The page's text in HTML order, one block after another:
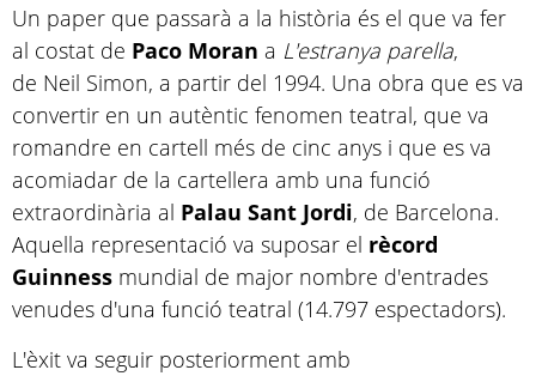
Un paper que passarà a la història és el que va fer
al costat de Paco Moran a L'estranya parella,
de Neil Simon, a partir del 1994. Una obra que es va
convertir en un autèntic fenomen teatral, que va
romandre en cartell més de cinc anys i que es va
acomiadar de la cartellera amb una funció
extraordinària al Palau Sant Jordi, de Barcelona.
Aquella representació va suposar el rècord
Guinness mundial de major nombre d'entrades
venudes d'una funció teatral (14.797 espectadors).
L'èxit va seguir posteriorment amb